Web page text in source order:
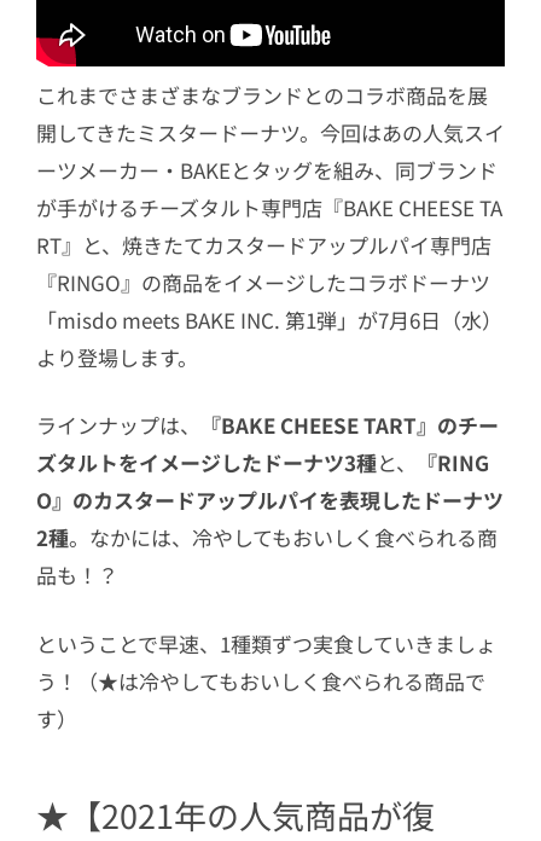
これまでさまざまなブランドとのコラボ商品を展
開してきたミスタードーナツ。今回はあの人気スイ
ーツメーカー・BAKEとタッグを組み、同ブランド
が手がけるチーズタルト専門店『BAKE CHEESE TA
RT』と、焼きたてカスタードアップルパイ専門店
『RINGO』の商品をイメージしたコラボドーナツ
「misdo meets BAKE INC. 第1弾」が7月6日（水）
より登場します。
ラインナップは、
『BAKE CHEESE TART』のチー
ズタルトをイメージしたドーナツ3種と、
『RING
O』のカスタードアップルパイを表現したドーナツ
2種。なかには、冷やしてもおいしく食べられる商
品も！？
ということで早速、1種類ずつ実食していきましょ
う！（★は冷やしてもおいしく食べられる商品で
す）
★【2021年の人気商品が復